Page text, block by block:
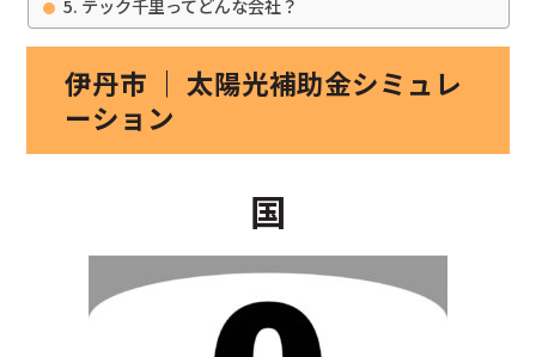
伊丹市 ｜ 太陽光補助金シミュレ
ーション
国